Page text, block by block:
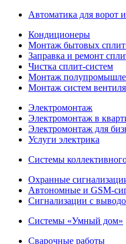
Автоматика для ворот
Кондиционеры
Монтаж бытовых
Заправка и ремонт
Чистка сплит-систем
Монтаж
Монтаж систем
Электромонтаж
Электромонтаж в
Электромонтаж для
Услуги электрика
Системы
Охранные
Автономные и GSM-
Сигнализации с
Системы «Умный дом»
Сварочные работы